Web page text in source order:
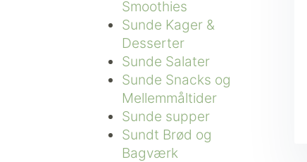
Smoothies
Sunde Kager &
Desserter
Sunde Salater
Sunde Snacks og
Mellemmåltider
Sunde supper
Sundt Brød og
Bagværk